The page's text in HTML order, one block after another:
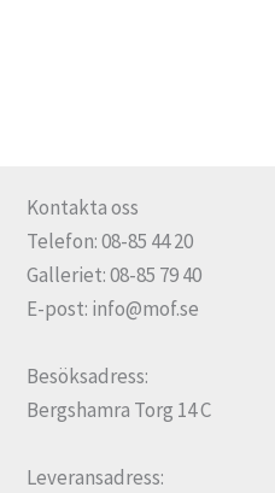
Kontakta oss
Telefon: 08-85 44 20
Galleriet: 08-85 79 40
E-post: info@mof.se
Besöksadress:
Bergshamra Torg 14 C
Leveransadress: